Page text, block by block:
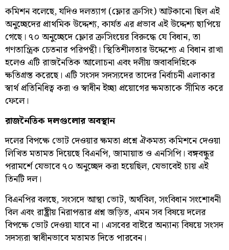
কমিশন বলেছে, যদিও দলত্যাগ (ফ্লোর ক্রসিং) আটকানো ছিল এই
অনুচ্ছেদের প্রাথমিক উদ্দেশ্য, কার্যত এর প্রভাব এই উদ্দেশ্য ছাপিয়ে
গেছে। ৭০ অনুচ্ছেদে ফ্লোর ক্রসিংয়ের বিরুদ্ধে যে বিধান, তা
গণতান্ত্রিক চেতনার পরিপন্থী। স্থিতিশীলতার উদ্দেশ্যে এ বিধান রাখা
হলেও এটি রাজনৈতিক আলোচনা এবং দলীয় জবাবদিহিকে
ক্ষতিগ্রস্ত করেছে। এটি সংসদ সদস্যদের তাদের নির্বাচনী এলাকার
স্বার্থ প্রতিনিধিত্ব করা ও স্বাধীন ইচ্ছা প্রয়োগের ক্ষমতাকে সীমিত করে
ফেলে।
রাজনৈতিক দলগুলোর অবস্থান
দলের বিপক্ষে ভোট দেওয়ার ক্ষমতা প্রশ্নে ঐকমত্য কমিশনে দেওয়া
লিখিত মতামত দিয়েছে বিএনপি, জামায়াত ও এনসিপি। বঙ্গবন্ধুর
পরামর্শে যেভাবে ৭০ অনুচ্ছেদ করা হয়েছিল, যেভাবেই চায় এই
তিনটি দল।
বিএনপির বলছে, সংসদে আস্থা ভোট, অর্থবিল, সংবিধান সংশোধনী
বিল এবং রাষ্ট্রীয় নিরাপত্তার প্রশ্ন জড়িত, এমন সব বিষয়ে দলের
বিপক্ষে ভোট দেওয়া যাবে না। এসবের বাইরে অন্যান্য বিষয়ে সংসদ
সদস্যরা স্বাধীনভাবে মতামত দিতে পারবেন।